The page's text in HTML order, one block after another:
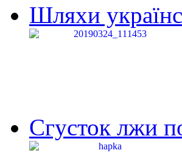
Шляхи
Сгусток лжи